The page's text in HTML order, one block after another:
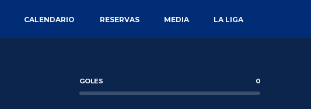
CALENDARIO RESERVAS MEDIA LA LIGA
GOLES 0